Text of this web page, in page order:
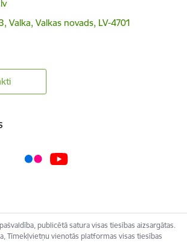
Valka, Valkas novads, LV-4701
publicētā satura visas tiesības aizsargātas.
Tīmekļvietņu vienotās platformas visas tiesības